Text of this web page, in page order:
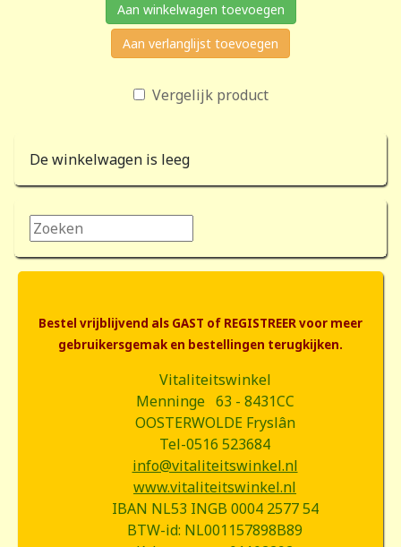
Aan winkelwagen toevoegen
Aan verlanglijst toevoegen
Vergelijk product
De winkelwagen is leeg
Zoeken...
Bestel vrijblijvend als GAST of REGISTREER voor meer
gebruikersgemak en bestellingen terugkijken.
Vitaliteitswinkel
Menninge 63 - 8431CC
OOSTERWOLDE Fryslân
Tel-0516 523684
info@vitaliteitswinkel.nl
www.vitaliteitswinkel.nl
IBAN NL53 INGB 0004 2577 54
BTW-id: NL001157898B89